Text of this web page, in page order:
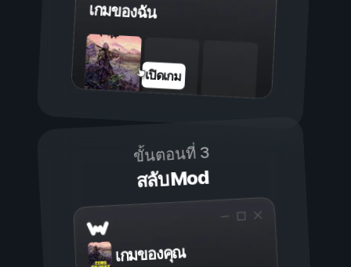
เกมของฉัน
เปิดเกม
ขั้นตอนที่ 3
สลับ Mod
เกมของคุณ